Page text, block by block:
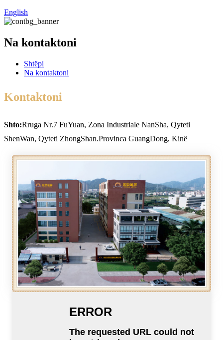
English
Na kontaktoni
Shtëpi
Na kontaktoni
Kontaktoni
Shto:Rruga Nr.7 FuYuan, Zona Industriale NanSha, Qyteti
ShenWan, Qyteti ZhongShan.Provinca GuangDong, Kinë